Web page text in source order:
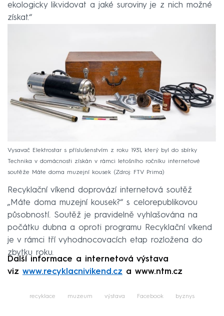
ekologicky likvidovat a jaké suroviny je z nich možné
získat.“
Vysavač Elektrostar s příslušenstvím z roku 1931, který byl do sbírky
Technika v domácnosti získán v rámci letošního ročníku internetové
soutěže Máte doma muzejní kousek
Zdroj: FTV Prima
Recyklační víkend doprovází internetová soutěž
„Máte doma muzejní kousek?“ s celorepublikovou
působností. Soutěž je pravidelně vyhlašována na
počátku dubna a oproti programu Recyklační víkend
je v rámci tří vyhodnocovacích etap rozložena do
zbytku roku.
Další informace a internetová výstava
viz www.recyklacnivikend.cz a www.ntm.cz
recyklace muzeum výstava Facebook byznys